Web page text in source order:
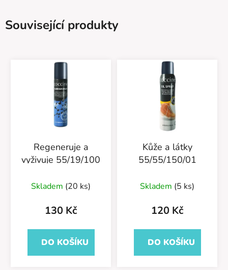
Související produkty
Regeneruje a
vyživuje 55/19/100
Skladem (20 ks)
130 Kč
DO KOŠÍKU
Kůže a látky
55/55/150/01
Skladem (5 ks)
120 Kč
DO KOŠÍKU